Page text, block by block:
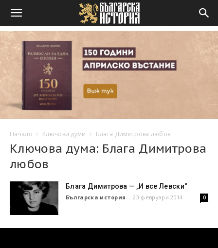
Начало Ключови думи Блага Димитрова любов
Ключова дума: Блага Димитрова
любов
Блага Димитрова — „И все Левски“
Българска история - 23 февруари 2014 0